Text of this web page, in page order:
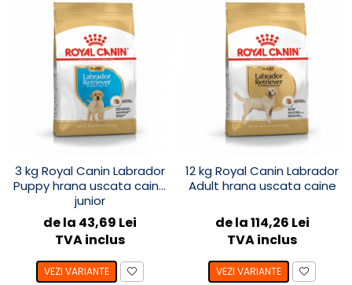
3 kg Royal Canin Labrador
Puppy hrana uscata caine
junior
de la 43,69 Lei
TVA inclus
VEZI VARIANTE
12 kg Royal Canin Labrador
Adult hrana uscata caine
de la 114,26 Lei
TVA inclus
VEZI VARIANTE